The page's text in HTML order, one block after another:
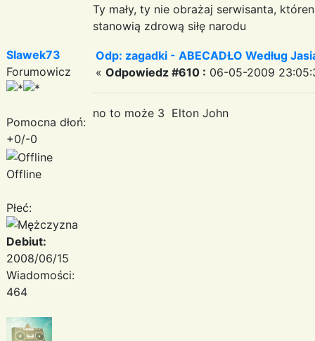
Ty mały, ty nie obrażaj serwisanta,
stanowią zdrową siłę narodu
Slawek73
Forumowicz
Pomocna dłoń:
+0/-0
Offline
Płeć:
Debiut:
2008/06/15
Wiadomości:
464
Odp: zagadki - ABECADŁO Według
« Odpowiedz #610 : 06-05-2009
no to może 3 Elton John